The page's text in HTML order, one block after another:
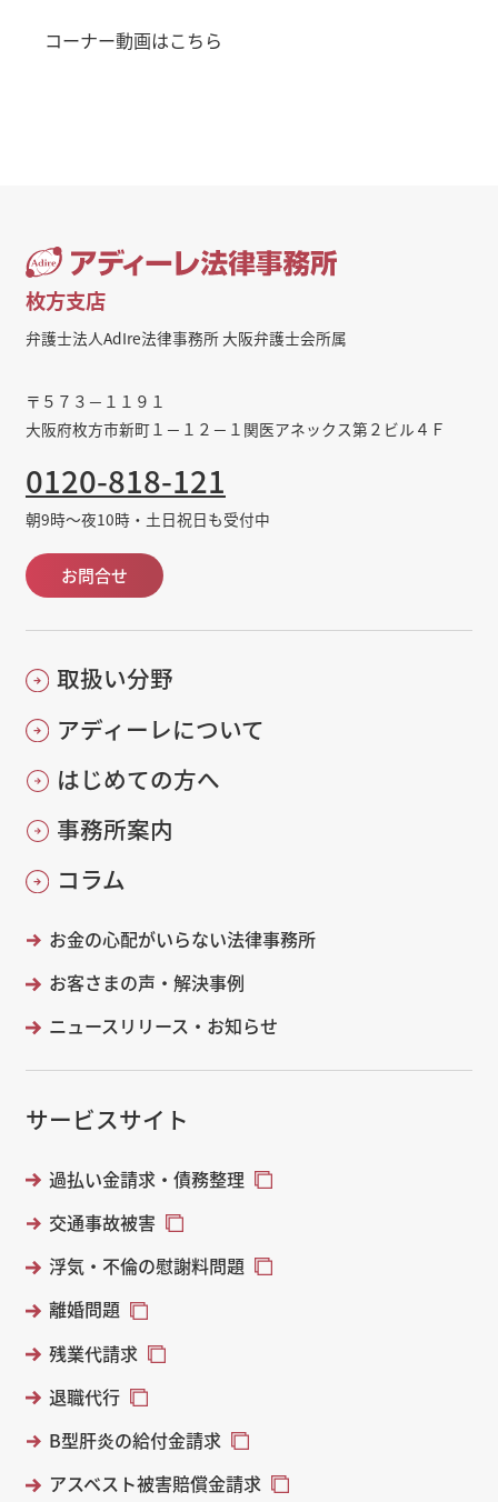
コーナー動画はこちら
枚方支店
弁護士法人AdIre法律事務所 大阪弁護士会所属
〒５７３－１１９１
大阪府枚方市新町１－１２－１関医アネックス第２ビル４Ｆ
0120-818-121
朝9時～夜10時・土日祝日も受付中
お問合せ
取扱い分野
アディーレについて
はじめての方へ
事務所案内
コラム
お金の心配がいらない法律事務所
お客さまの声・解決事例
ニュースリリース・お知らせ
サービスサイト
過払い金請求・債務整理
交通事故被害
浮気・不倫の慰謝料問題
離婚問題
残業代請求
退職代行
B型肝炎の給付金請求
アスベスト被害賠償金請求